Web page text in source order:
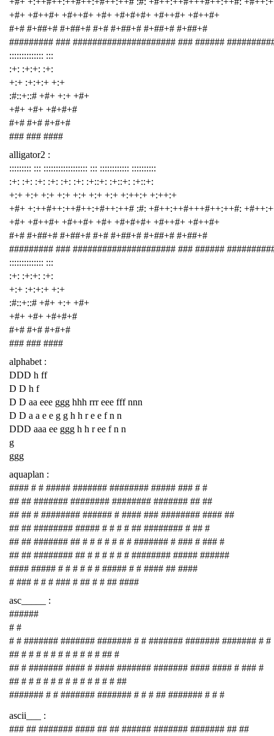
+#+ +#++#+ +#++#+ +#+ +#+#+#+ +#++#+ +#++#+
#+# #+##+# #+##+# #+# #+##+# #+##+# #+##+#
######### ### ##################### ### ######
:::::::::::::: :::
:+: :+:+: :+:
+:+ :+:+:+ +:+
:#::+::# +#+ +:+ +#+
+#+ +#+ +#+#+#
#+# #+# #+#+#
### ### ####
alligator2 :
::::::::: ::: :::::::::::::::::: ::: :::::::::::: ::::::::::
:+: :+: :+: :+: :+: :+: :+::+: :+::+: :+::+:
+:+ +:+ +:+ +:+ +:+ +:+ +:+ +:++:+ +:++:+
+#+ +:++#++:++#++:+#++:++# :#: +#++:++#+++#++:++#:
+#+ +#++#+ +#++#+ +#+ +#+#+#+ +#++#+ +#++#+
#+# #+##+# #+##+# #+# #+##+# #+##+# #+##+#
######### ### ##################### ### ######
:::::::::::::: :::
:+: :+:+: :+:
+:+ :+:+:+ +:+
:#::+::# +#+ +:+ +#+
+#+ +#+ +#+#+#
#+# #+# #+#+#
### ### ####
alphabet :
DDD h ff
D D h f
D D aa eee ggg hhh rrr eee fff nnn
D D a a e e g g h h r e e f n n
DDD aaa ee ggg h h r ee f n n
g
ggg
aquaplan :
#### # # ##### ####### ######## ##### ### # #
## ## ####### ######## ######## ####### ## ##
## ## # ######## ###### # #### ### ######## #### ##
## ## ######## ##### # # # # ## ######## # ## #
## ## ####### ## # # # # # # # ####### # ### # ### #
## ## ######## ## # # # # # # ######## ##### ######
#### ##### # # # # # # ##### # # #### ## ####
# ### # # # ### # ## # # ## ####
asc_____ :
######
# #
# # ####### ####### ####### # # ####### ####### ####### # #
## # # # # # # # # # # # ## #
## # ####### #### # #### ####### ####### #### #### # ### #
## # # # # # # # # # # # # # ##
####### # # ####### ####### # # # ## ####### # # #
ascii___ :
### ## ####### #### ## ## ###### ####### ####### ## ##